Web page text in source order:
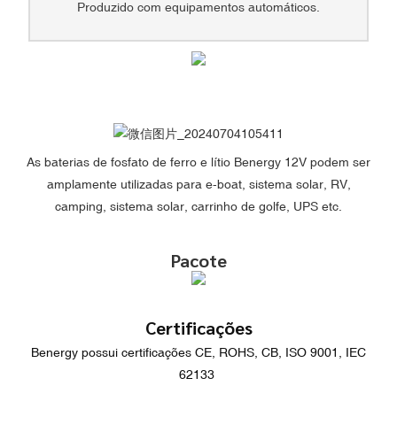
Produzido com equipamentos automáticos.
As baterias de fosfato de ferro e lítio Benergy 12V podem ser
amplamente utilizadas para e-boat, sistema solar, RV,
camping, sistema solar, carrinho de golfe, UPS etc.
Pacote
Certificações
Benergy possui certificações CE, ROHS, CB, ISO 9001, IEC
62133